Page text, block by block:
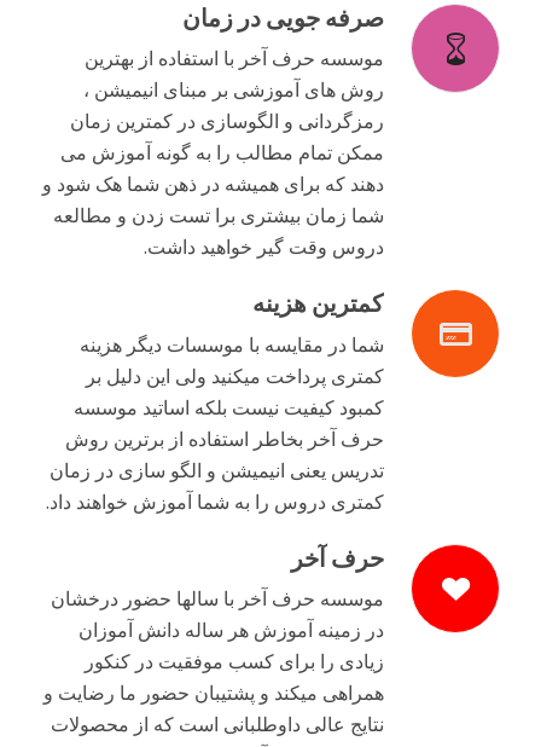
صرفه جویی در زمان
موسسه حرف آخر با استفاده از بهترین
روش های آموزشی بر مبنای انیمیشن ،
رمزگردانی و الگوسازی در کمترین زمان
ممکن تمام مطالب را به گونه آموزش می
دهند که برای همیشه در ذهن شما هک شود و
شما زمان بیشتری برا تست زدن و مطالعه
دروس وقت گیر خواهید داشت.
کمترین هزینه
شما در مقایسه با موسسات دیگر هزینه
کمتری پرداخت میکنید ولی این دلیل بر
کمبود کیفیت نیست بلکه اساتید موسسه
حرف آخر بخاطر استفاده از برترین روش
تدریس یعنی انیمیشن و الگو سازی در زمان
کمتری دروس را به شما آموزش خواهند داد.
حرف آخر
موسسه حرف آخر با سالها حضور درخشان
در زمینه آموزش هر ساله دانش آموزان
زیادی را برای کسب موفقیت در کنکور
همراهی میکند و پشتیبان حضور ما رضایت و
نتایج عالی داوطلبانی است که از محصولات